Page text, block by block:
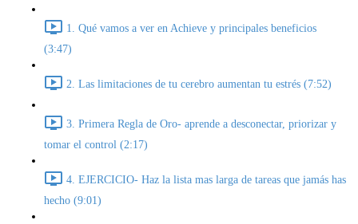
1. Qué vamos a ver en Achieve y principales beneficios
(3:47)
2. Las limitaciones de tu cerebro aumentan tu estrés (7:52)
3. Primera Regla de Oro- aprende a desconectar, priorizar y
tomar el control (2:17)
4. EJERCICIO- Haz la lista mas larga de tareas que jamás has
hecho (9:01)